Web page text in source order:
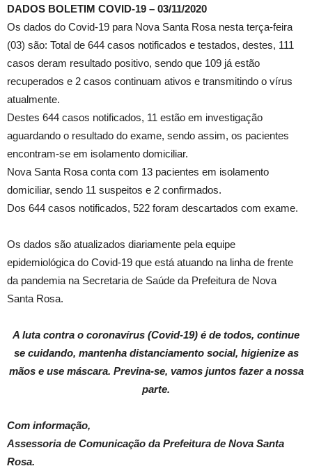
DADOS BOLETIM COVID-19 – 03/11/2020
Os dados do Covid-19 para Nova Santa Rosa nesta terça-feira
(03) são: Total de 644 casos notificados e testados, destes, 111
casos deram resultado positivo, sendo que 109 já estão
recuperados e 2 casos continuam ativos e transmitindo o vírus
atualmente.
Destes 644 casos notificados, 11 estão em investigação
aguardando o resultado do exame, sendo assim, os pacientes
encontram-se em isolamento domiciliar.
Nova Santa Rosa conta com 13 pacientes em isolamento
domiciliar, sendo 11 suspeitos e 2 confirmados.
Dos 644 casos notificados, 522 foram descartados com exame.
Os dados são atualizados diariamente pela equipe
epidemiológica do Covid-19 que está atuando na linha de frente
da pandemia na Secretaria de Saúde da Prefeitura de Nova
Santa Rosa.
A luta contra o coronavírus (Covid-19) é de todos, continue
se cuidando, mantenha distanciamento social, higienize as
mãos e use máscara. Previna-se, vamos juntos fazer a nossa
parte.
Com informação,
Assessoria de Comunicação da Prefeitura de Nova Santa
Rosa.